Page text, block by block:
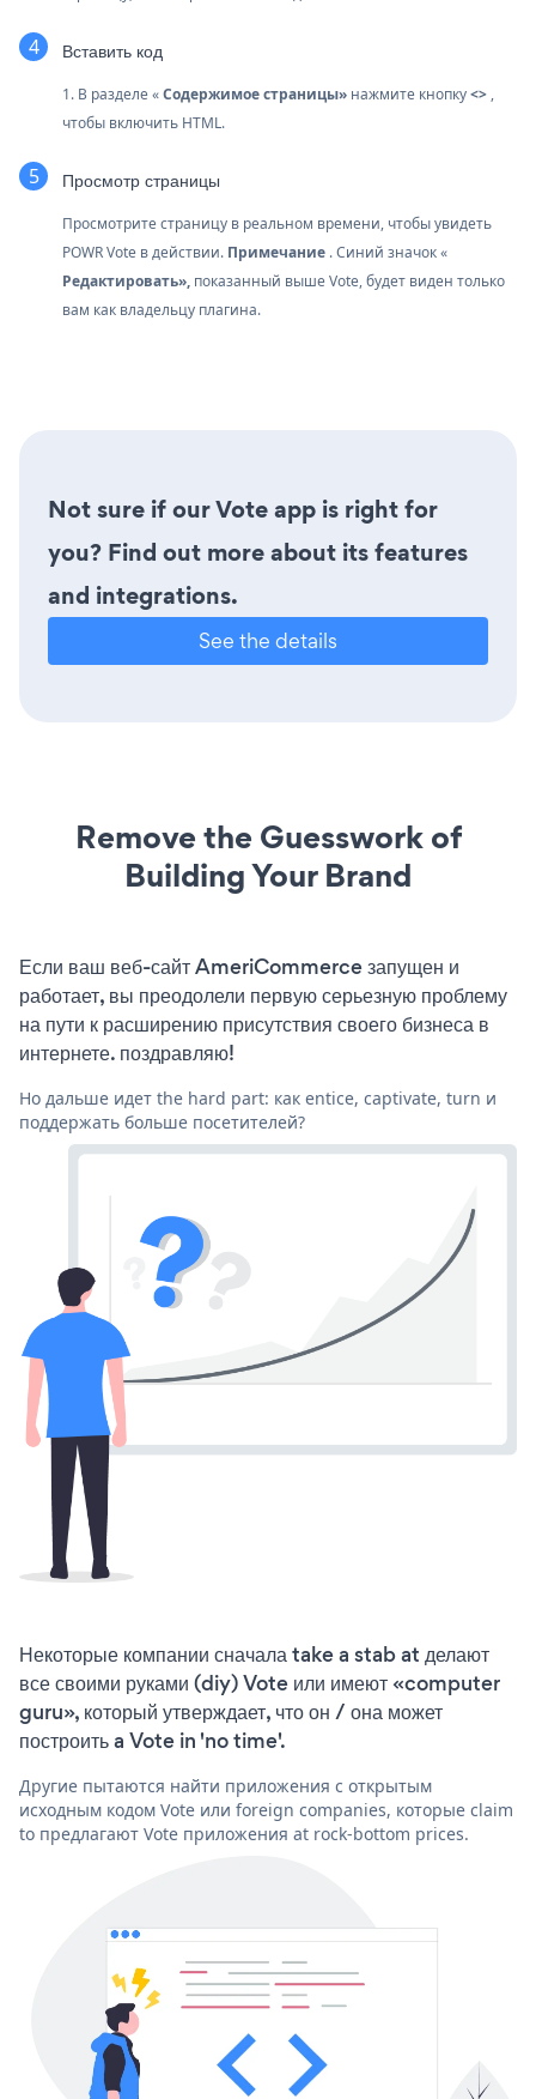
Вставить код
1. В разделе «Содержимое страницы» нажмите кнопку<> ,
чтобы включить HTML.
Просмотр страницы
Просмотрите страницу в реальном времени, чтобы увидеть
POWR Vote в действии. Примечание . Синий значок «
Редактировать», показанный выше Vote, будет виден только
вам как владельцу плагина.
Not sure if our Vote app is right for
you? Find out more about its features
and integrations.
See the details
Remove the Guesswork of
Building Your Brand
Если ваш веб-сайт AmeriCommerce запущен и
работает, вы преодолели первую серьезную проблему
на пути к расширению присутствия своего бизнеса в
интернете. поздравляю!
Но дальше идет the hard part: как entice, captivate, turn и
поддержать больше посетителей?
Некоторые компании сначала take a stab at делают
все своими руками (diy) Vote или имеют «computer
guru», который утверждает, что он / она может
построить a Vote in 'no time'.
Другие пытаются найти приложения с открытым
исходным кодом Vote или foreign companies, которые claim
to предлагают Vote приложения at rock-bottom prices.